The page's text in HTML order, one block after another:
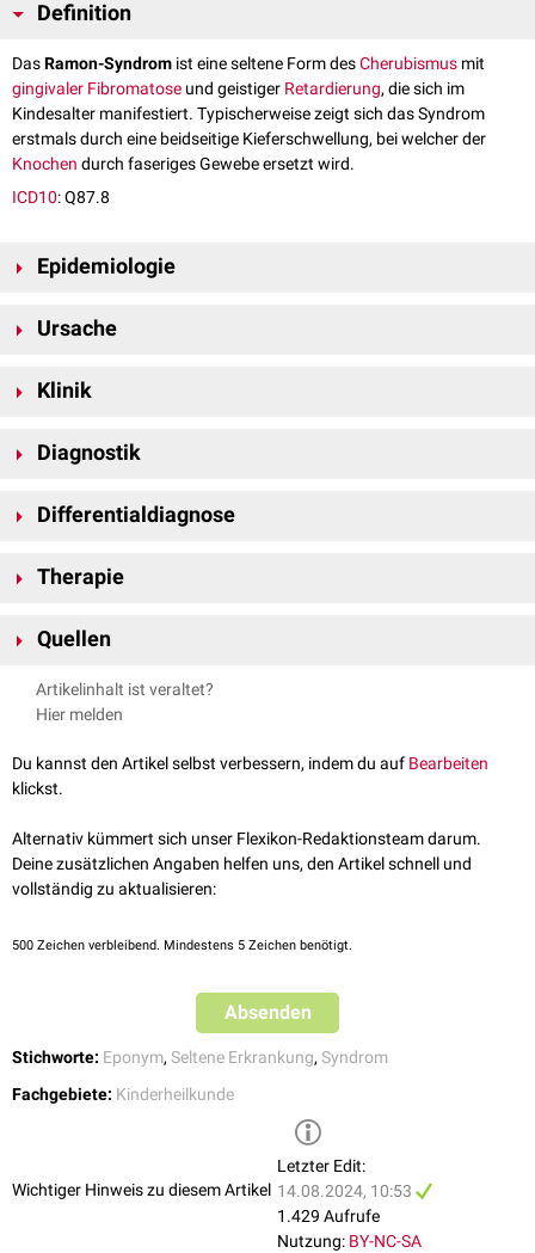
Definition
DasRamon-Syndrom ist eine seltene Form desCherubismus mit
gingivaler Fibromatose und geistiger Retardierung, die sich im
Kindesalter manifestiert. Typischerweise zeigt sich das Syndrom
erstmals durch eine beidseitige Kieferschwellung, bei welcher der
Knochen durch faseriges Gewebe ersetzt wird.
ICD10: Q87.8
Epidemiologie
beträgt etwa 1:1.000.000.
Ursache
autosomal rezessiv
Klinik
Kieferschwellung durch eine Fibromatose der
können Anomalien an den Augen und eine
Diagnostik
Erscheinungsbildes meist im Kindesalter gestellt. Der Gendefekt kann
Differentialdiagnose
Therapie
Behandlung ausschließlich
Quellen
Surej LK et al.; Ramon Syndrome - A Rare Form of Cherubism
Maxillofac Surg. 2019 Jul-Dec; 9(2): 415–418.
13.08.2024
Orphanet;
; abgerufen am 13.08.2024
Artikelinhalt ist veraltet?
Hier melden
Du kannst den Artikel selbst verbessern, indem du auf Bearbeiten
klickst.
Alternativ kümmert sich unser Flexikon-Redaktionsteam darum.
Deine zusätzlichen Angaben helfen uns, den Artikel schnell und
vollständig zu aktualisieren:
500 Zeichen verbleibend. Mindestens 5 Zeichen benötigt.
Absenden
Stichworte: Eponym, Seltene Erkrankung, Syndrom
Fachgebiete: Kinderheilkunde
Wichtiger Hinweis zu diesem Artikel
Letzter Edit:
14.08.2024, 10:53
1.429 Aufrufe
Nutzung: BY-NC-SA